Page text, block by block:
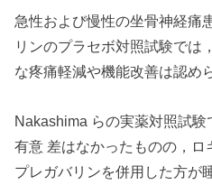
急性および慢性の坐骨神経痛
リンのプラセボ対照試験では
な疼痛軽減や機能改善は認め
Nakashima らの実薬対照試
有意 差はなかったものの，ロ
プレガバリンを併用した方が